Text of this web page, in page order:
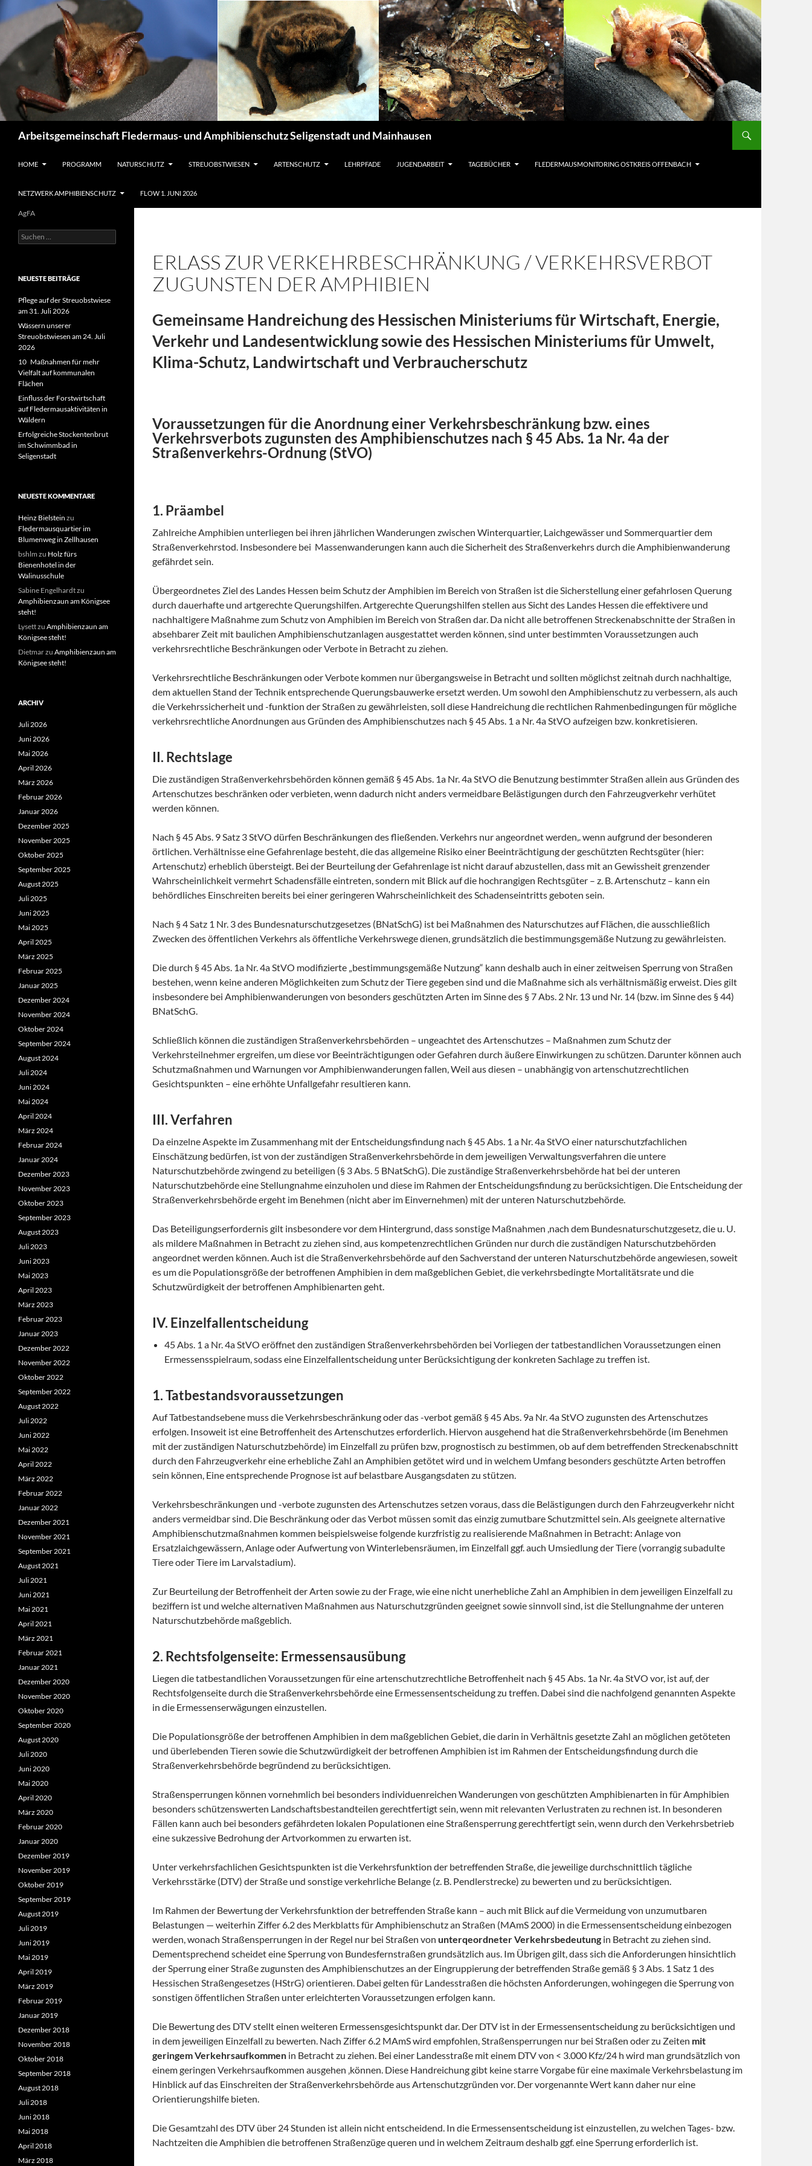
Arbeitsgemeinschaft Fledermaus- und Amphibienschutz Seligenstadt und Mainhausen
HOME
PROGRAMM NATURSCHUTZ STREUOBSTWIESEN ARTENSCHUTZ LEHRPFADE JUGENDARBEIT TAGEBÜCHER FLEDERMAUSMONITORING OSTKREIS OFFENBACH
NETZWERK AMPHIBIENSCHUTZ FLOW 1. JUNI 2026
ERLASS ZUR VERKEHRBESCHRÄNKUNG / VERKEHRSVERBOT
ZUGUNSTEN DER AMPHIBIEN
Gemeinsame Handreichung des Hessischen Ministeriums für Wirtschaft, Energie,
Verkehr und Landesentwicklung sowie des Hessischen Ministeriums für Umwelt,
Klima-Schutz, Landwirtschaft und Verbraucherschutz
Voraussetzungen für die Anordnung einer Verkehrsbeschränkung bzw. eines
Verkehrsverbots zugunsten des Amphibienschutzes nach § 45 Abs. 1a Nr. 4a der
Straßenverkehrs-Ordnung (StVO)
1. Präambel
Zahlreiche Amphibien unterliegen bei ihren jährlichen Wanderungen zwischen Winterquartier, Laichgewässer und Sommerquartier dem
Straßenverkehrstod. Insbesondere bei Massenwanderungen kann auch die Sicherheit des Straßenverkehrs durch die Amphibienwanderung
gefährdet sein.
Übergeordnetes Ziel des Landes Hessen beim Schutz der Amphibien im Bereich von Straßen ist die Sicherstellung einer gefahrlosen Querung
durch dauerhafte und artgerechte Querungshilfen. Artgerechte Querungshilfen stellen aus Sicht des Landes Hessen die effektivere und
nachhaltigere Maßnahme zum Schutz von Amphibien im Bereich von Straßen dar. Da nicht alle betroffenen Streckenabschnitte der Straßen in
absehbarer Zeit mit baulichen Amphibienschutzanlagen ausgestattet werden können, sind unter bestimmten Voraussetzungen auch
verkehrsrechtliche Beschränkungen oder Verbote in Betracht zu ziehen.
Verkehrsrechtliche Beschränkungen oder Verbote kommen nur übergangsweise in Betracht und sollten möglichst zeitnah durch nachhaltige,
dem aktuellen Stand der Technik entsprechende Querungsbauwerke ersetzt werden. Um sowohl den Amphibienschutz zu verbessern, als auch
die Verkehrssicherheit und -funktion der Straßen zu gewährleisten, soll diese Handreichung die rechtlichen Rahmenbedingungen für mögliche
verkehrsrechtliche Anordnungen aus Gründen des Amphibienschutzes nach § 45 Abs. 1 a Nr. 4a StVO aufzeigen bzw. konkretisieren.
II. Rechtslage
Die zuständigen Straßenverkehrsbehörden können gemäß § 45 Abs. 1a Nr. 4a StVO die Benutzung bestimmter Straßen allein aus Gründen des
Artenschutzes beschränken oder verbieten, wenn dadurch nicht anders vermeidbare Belästigungen durch den Fahrzeugverkehr verhütet
werden können.
Nach § 45 Abs. 9 Satz 3 StVO dürfen Beschränkungen des fließenden. Verkehrs nur angeordnet werden,. wenn aufgrund der besonderen
örtlichen. Verhältnisse eine Gefahrenlage besteht, die das allgemeine Risiko einer Beeinträchtigung der geschützten Rechtsgüter (hier:
Artenschutz) erheblich übersteigt. Bei der Beurteilung der Gefahrenlage ist nicht darauf abzustellen, dass mit an Gewissheit grenzender
Wahrscheinlichkeit vermehrt Schadensfälle eintreten, sondern mit Blick auf die hochrangigen Rechtsgüter – z. B. Artenschutz – kann ein
behördliches Einschreiten bereits bei einer geringeren Wahrscheinlichkeit des Schadenseintritts geboten sein.
Nach § 4 Satz 1 Nr. 3 des Bundesnaturschutzgesetzes (BNatSchG) ist bei Maßnahmen des Naturschutzes auf Flächen, die ausschließlich
Zwecken des öffentlichen Verkehrs als öffentliche Verkehrswege dienen, grundsätzlich die bestimmungsgemäße Nutzung zu gewährleisten.
Die durch § 45 Abs. 1a Nr. 4a StVO modifizierte „bestimmungsgemäße Nutzung“ kann deshalb auch in einer zeitweisen Sperrung von Straßen
bestehen, wenn keine anderen Möglichkeiten zum Schutz der Tiere gegeben sind und die Maßnahme sich als verhältnismäßig erweist. Dies gilt
insbesondere bei Amphibienwanderungen von besonders geschützten Arten im Sinne des § 7 Abs. 2 Nr. 13 und Nr. 14 (bzw. im Sinne des § 44)
BNatSchG.
Schließlich können die zuständigen Straßenverkehrsbehörden – ungeachtet des Artenschutzes – Maßnahmen zum Schutz der
Verkehrsteilnehmer ergreifen, um diese vor Beeinträchtigungen oder Gefahren durch äußere Einwirkungen zu schützen. Darunter können auch
Schutzmaßnahmen und Warnungen vor Amphibienwanderungen fallen, Weil aus diesen – unabhängig von artenschutzrechtlichen
Gesichtspunkten – eine erhöhte Unfallgefahr resultieren kann.
III. Verfahren
Da einzelne Aspekte im Zusammenhang mit der Entscheidungsfindung nach § 45 Abs. 1 a Nr. 4a StVO einer naturschutzfachlichen
Einschätzung bedürfen, ist von der zuständigen Straßenverkehrsbehörde in dem jeweiligen Verwaltungsverfahren die untere
Naturschutzbehörde zwingend zu beteiligen (§ 3 Abs. 5 BNatSchG). Die zuständige Straßenverkehrsbehörde hat bei der unteren
Naturschutzbehörde eine Stellungnahme einzuholen und diese im Rahmen der Entscheidungsfindung zu berücksichtigen. Die Entscheidung der
Straßenverkehrsbehörde ergeht im Benehmen (nicht aber im Einvernehmen) mit der unteren Naturschutzbehörde.
Das Beteiligungserfordernis gilt insbesondere vor dem Hintergrund, dass sonstige Maßnahmen ,nach dem Bundesnaturschutzgesetz, die u. U.
als mildere Maßnahmen in Betracht zu ziehen sind, aus kompetenzrechtlichen Gründen nur durch die zuständigen Naturschutzbehörden
angeordnet werden können. Auch ist die Straßenverkehrsbehörde auf den Sachverstand der unteren Naturschutzbehörde angewiesen, soweit
es um die Populationsgröße der betroffenen Amphibien in dem maßgeblichen Gebiet, die verkehrsbedingte Mortalitätsrate und die
Schutzwürdigkeit der betroffenen Amphibienarten geht.
IV. Einzelfallentscheidung
45 Abs. 1 a Nr. 4a StVO eröffnet den zuständigen Straßenverkehrsbehörden bei Vorliegen der tatbestandlichen Voraussetzungen einen
Ermessensspielraum, sodass eine Einzelfallentscheidung unter Berücksichtigung der konkreten Sachlage zu treffen ist.
1. Tatbestandsvoraussetzungen
Auf Tatbestandsebene muss die Verkehrsbeschränkung oder das -verbot gemäß § 45 Abs. 9a Nr. 4a StVO zugunsten des Artenschutzes
erfolgen. Insoweit ist eine Betroffenheit des Artenschutzes erforderlich. Hiervon ausgehend hat die Straßenverkehrsbehörde (im Benehmen
mit der zuständigen Naturschutzbehörde) im Einzelfall zu prüfen bzw, prognostisch zu bestimmen, ob auf dem betreffenden Streckenabschnitt
durch den Fahrzeugverkehr eine erhebliche Zahl an Amphibien getötet wird und in welchem Umfang besonders geschützte Arten betroffen
sein können, Eine entsprechende Prognose ist auf belastbare Ausgangsdaten zu stützen.
Verkehrsbeschränkungen und -verbote zugunsten des Artenschutzes setzen voraus, dass die Belästigungen durch den Fahrzeugverkehr nicht
anders vermeidbar sind. Die Beschränkung oder das Verbot müssen somit das einzig zumutbare Schutzmittel sein. Als geeignete alternative
Amphibienschutzmaßnahmen kommen beispielsweise folgende kurzfristig zu realisierende Maßnahmen in Betracht: Anlage von
Ersatzlaichgewässern, Anlage oder Aufwertung von Winterlebensräumen, im Einzelfall ggf. auch Umsiedlung der Tiere (vorrangig subadulte
Tiere oder Tiere im Larvalstadium).
Zur Beurteilung der Betroffenheit der Arten sowie zu der Frage, wie eine nicht unerhebliche Zahl an Amphibien in dem jeweiligen Einzelfall zu
beziffern ist und welche alternativen Maßnahmen aus Naturschutzgründen geeignet sowie sinnvoll sind, ist die Stellungnahme der unteren
Naturschutzbehörde maßgeblich.
2. Rechtsfolgenseite: Ermessensausübung
Liegen die tatbestandlichen Voraussetzungen für eine artenschutzrechtliche Betroffenheit nach § 45 Abs. 1a Nr. 4a StVO vor, ist auf, der
Rechtsfolgenseite durch die Straßenverkehrsbehörde eine Ermessensentscheidung zu treffen. Dabei sind die nachfolgend genannten Aspekte
in die Ermessenserwägungen einzustellen.
Die Populationsgröße der betroffenen Amphibien in dem maßgeblichen Gebiet, die darin in Verhältnis gesetzte Zahl an möglichen getöteten
und überlebenden Tieren sowie die Schutzwürdigkeit der betroffenen Amphibien ist im Rahmen der Entscheidungsfindung durch die
Straßenverkehrsbehörde begründend zu berücksichtigen.
Straßensperrungen können vornehmlich bei besonders individuenreichen Wanderungen von geschützten Amphibienarten in für Amphibien
besonders schützenswerten Landschaftsbestandteilen gerechtfertigt sein, wenn mit relevanten Verlustraten zu rechnen ist. In besonderen
Fällen kann auch bei besonders gefährdeten lokalen Populationen eine Straßensperrung gerechtfertigt sein, wenn durch den Verkehrsbetrieb
eine sukzessive Bedrohung der Artvorkommen zu erwarten ist.
Unter verkehrsfachlichen Gesichtspunkten ist die Verkehrsfunktion der betreffenden Straße, die jeweilige durchschnittlich tägliche
Verkehrsstärke (DTV) der Straße und sonstige verkehrliche Belange (z. B. Pendlerstrecke) zu bewerten und zu berücksichtigen.
Im Rahmen der Bewertung der Verkehrsfunktion der betreffenden Straße kann – auch mit Blick auf die Vermeidung von unzumutbaren
Belastungen — weiterhin Ziffer 6.2 des Merkblatts für Amphibienschutz an Straßen (MAmS 2000) in die Ermessensentscheidung einbezogen
werden, wonach Straßensperrungen in der Regel nur bei Straßen von unterqeordneter Verkehrsbedeutung in Betracht zu ziehen sind.
Dementsprechend scheidet eine Sperrung von Bundesfernstraßen grundsätzlich aus. Im Übrigen gilt, dass sich die Anforderungen hinsichtlich
der Sperrung einer Straße zugunsten des Amphibienschutzes an der Eingruppierung der betreffenden Straße gemäß § 3 Abs. 1 Satz 1 des
Hessischen Straßengesetzes (HStrG) orientieren. Dabei gelten für Landesstraßen die höchsten Anforderungen, wohingegen die Sperrung von
sonstigen öffentlichen Straßen unter erleichterten Voraussetzungen erfolgen kann.
Die Bewertung des DTV stellt einen weiteren Ermessensgesichtspunkt dar. Der DTV ist in der Ermessensentscheidung zu berücksichtigen und
in dem jeweiligen Einzelfall zu bewerten. Nach Ziffer 6.2 MAmS wird empfohlen, Straßensperrungen nur bei Straßen oder zu Zeiten mit
geringem Verkehrsaufkommen in Betracht zu ziehen. Bei einer Landesstraße mit einem DTV von < 3.000 Kfz/24 h wird man grundsätzlich von
einem geringen Verkehrsaufkommen ausgehen ‚können. Diese Handreichung gibt keine starre Vorgabe für eine maximale Verkehrsbelastung im
Hinblick auf das Einschreiten der Straßenverkehrsbehörde aus Artenschutzgründen vor. Der vorgenannte Wert kann daher nur eine
Orientierungshilfe bieten.
Die Gesamtzahl des DTV über 24 Stunden ist allein nicht entscheidend. In die Ermessensentscheidung ist einzustellen, zu welchen Tages- bzw.
Nachtzeiten die Amphibien die betroffenen Straßenzüge queren und in welchem Zeitraum deshalb ggf. eine Sperrung erforderlich ist.
AgFA
Suchen
nach:
NEUESTE BEITRÄGE
Pflege auf der Streuobstwiese
am 31. Juli 2026
Wässern unserer
Streuobstwiesen am 24. Juli
2026
10 Maßnahmen für mehr
Vielfalt auf kommunalen
Flächen
Einfluss der Forstwirtschaft
auf Fledermausaktivitäten in
Wäldern
Erfolgreiche Stockentenbrut
im Schwimmbad in
Seligenstadt
NEUESTE KOMMENTARE
Heinz Bielstein zu
Fledermausquartier im
Blumenweg in Zellhausen
bshlm zu Holz fürs
Bienenhotel in der
Walinusschule
Sabine Engelhardtzu
Amphibienzaun am Königsee
steht!
Lysettzu Amphibienzaun am
Königsee steht!
Dietmarzu Amphibienzaun am
Königsee steht!
ARCHIV
Juli 2026
Juni 2026
Mai 2026
April 2026
März 2026
Februar 2026
Januar 2026
Dezember 2025
November 2025
Oktober 2025
September 2025
August 2025
Juli 2025
Juni 2025
Mai 2025
April 2025
März 2025
Februar 2025
Januar 2025
Dezember 2024
November 2024
Oktober 2024
September 2024
August 2024
Juli 2024
Juni 2024
Mai 2024
April 2024
März 2024
Februar 2024
Januar 2024
Dezember 2023
November 2023
Oktober 2023
September 2023
August 2023
Juli 2023
Juni 2023
Mai 2023
April 2023
März 2023
Februar 2023
Januar 2023
Dezember 2022
November 2022
Oktober 2022
September 2022
August 2022
Juli 2022
Juni 2022
Mai 2022
April 2022
März 2022
Februar 2022
Januar 2022
Dezember 2021
November 2021
September 2021
August 2021
Juli 2021
Juni 2021
Mai 2021
April 2021
März 2021
Februar 2021
Januar 2021
Dezember 2020
November 2020
Oktober 2020
September 2020
August 2020
Juli 2020
Juni 2020
Mai 2020
April 2020
März 2020
Februar 2020
Januar 2020
Dezember 2019
November 2019
Oktober 2019
September 2019
August 2019
Juli 2019
Juni 2019
Mai 2019
April 2019
März 2019
Februar 2019
Januar 2019
Dezember 2018
November 2018
Oktober 2018
September 2018
August 2018
Juli 2018
Juni 2018
Mai 2018
April 2018
März 2018